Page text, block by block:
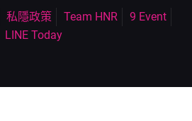
私隱政策 Team HNR
9 Event
LINE Today